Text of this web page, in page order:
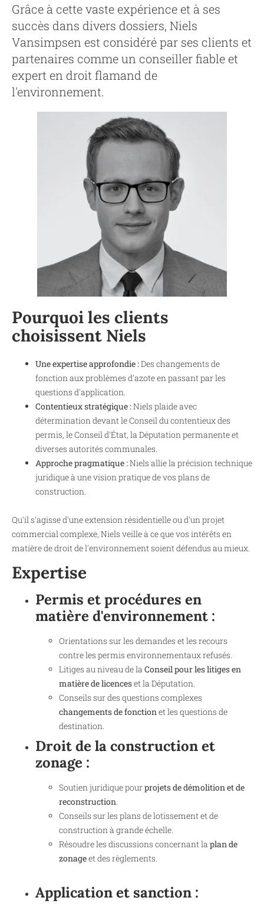
Grâce à cette vaste expérience et à ses
succès dans divers dossiers, Niels
Vansimpsen est considéré par ses clients et
partenaires comme un conseiller fiable et
expert en droit flamand de
l'environnement.
Pourquoi les clients
choisissent Niels
Une expertise approfondie :Des changements de
fonction aux problèmes d'azote en passant par les
questions d'application.
Contentieux stratégique :Niels plaide avec
détermination devant le Conseil du contentieux des
permis, le Conseil d'État, la Députation permanente et
diverses autorités communales.
Approche pragmatique :Niels allie la précision technique
juridique à une vision pratique de vos plans de
construction.
Qu'il s'agisse d'une extension résidentielle ou d'un projet
commercial complexe, Niels veille à ce que vos intérêts en
matière de droit de l'environnement soient défendus au mieux.
Expertise
Permis et procédures en
matière d'environnement :
Orientations sur les demandes et les recours
contre les permis environnementaux refusés.
Litiges au niveau de la Conseil pour les litiges en
matière de licenceset la Députation.
Conseils sur des questions complexes
changements de fonctionet les questions de
destination.
Droit de la construction et
zonage :
Soutien juridique pourprojets de démolition et de
reconstruction.
Conseils sur les plans de lotissement et de
construction à grande échelle.
Résoudre les discussions concernant la plan de
zonageet des règlements.
Application et sanction :